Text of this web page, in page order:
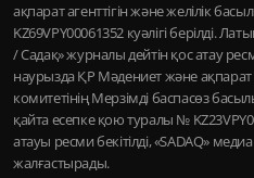
ақпарат агенттігін және желілік
KZ69VPY00061352 куәлігі берілді.
/ Садақ» журналы дейтін қос атау
наурызда ҚР Мәдениет және ақпарат
комитетінің Мерзімді баспасөз
қайта есепке қою туралы №
атауы ресми бекітілді, «SADAQ» медиа
жалғастырады.